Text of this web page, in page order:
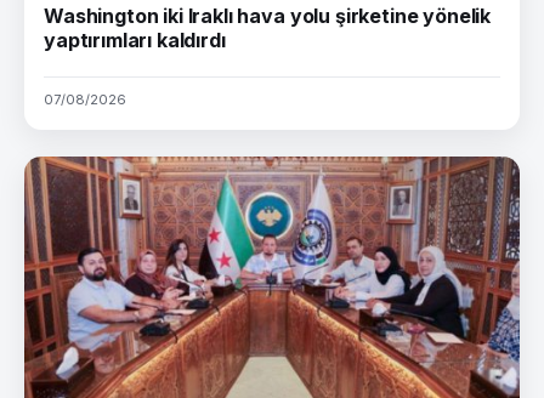
Washington iki Iraklı hava yolu şirketine yönelik
yaptırımları kaldırdı
07/08/2026